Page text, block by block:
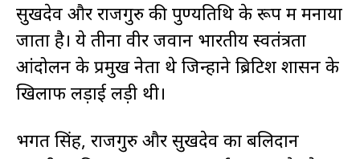
सुखदेव और राजगुरु की पुण्यतिथि के रूप में मनाया
जाता है। ये तीनों वीर जवान भारतीय स्वतंत्रता
आंदोलन के प्रमुख नेता थे जिन्होंने ब्रिटिश शासन के
खिलाफ लड़ाई लड़ी थी।
भगत सिंह, राजगुरु और सुखदेव का बलिदान